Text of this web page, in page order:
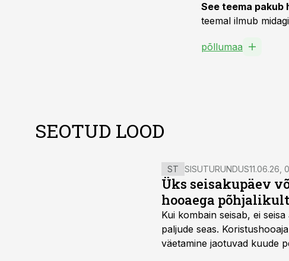
See teema pakub
teemal ilmub
põllumaa
SEOTUD LOOD
ST SISUTURUNDUS11.06.26,
Üks seisakupäev
hooaega
Kui kombain seisab, ei
paljude seas.
väetamine jaotuvad kuude